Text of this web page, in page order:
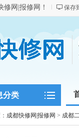
修网|报修网！ 保存
分类
成都快修网|报修网 > 成都